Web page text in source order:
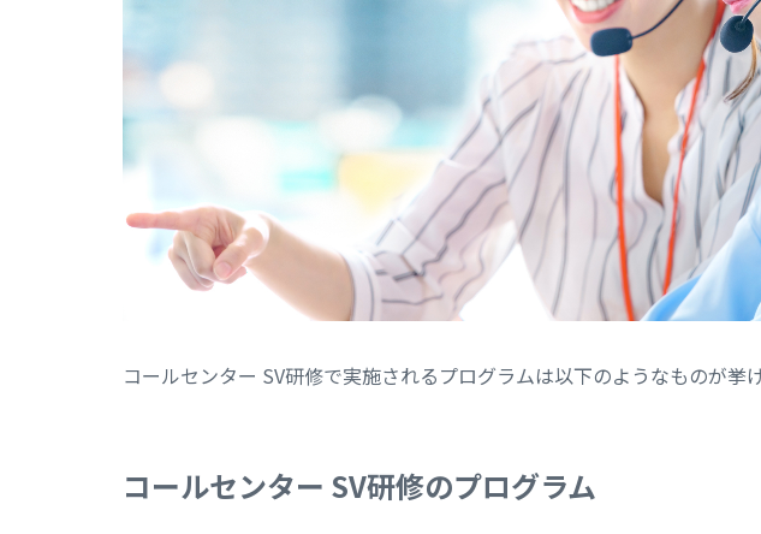
コールセンター SV研修で実施されるプログラムは以下のようなものが挙げ
コールセンター SV研修のプログラム